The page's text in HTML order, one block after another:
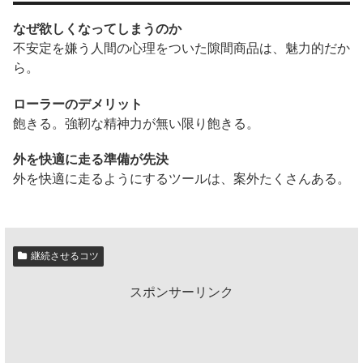
なぜ欲しくなってしまうのか
不安定を嫌う人間の心理をついた隙間商品は、魅力的だか
ら。
ローラーのデメリット
飽きる。強靭な精神力が無い限り飽きる。
外を快適に走る準備が先決
外を快適に走るようにするツールは、案外たくさんある。
継続させるコツ
スポンサーリンク